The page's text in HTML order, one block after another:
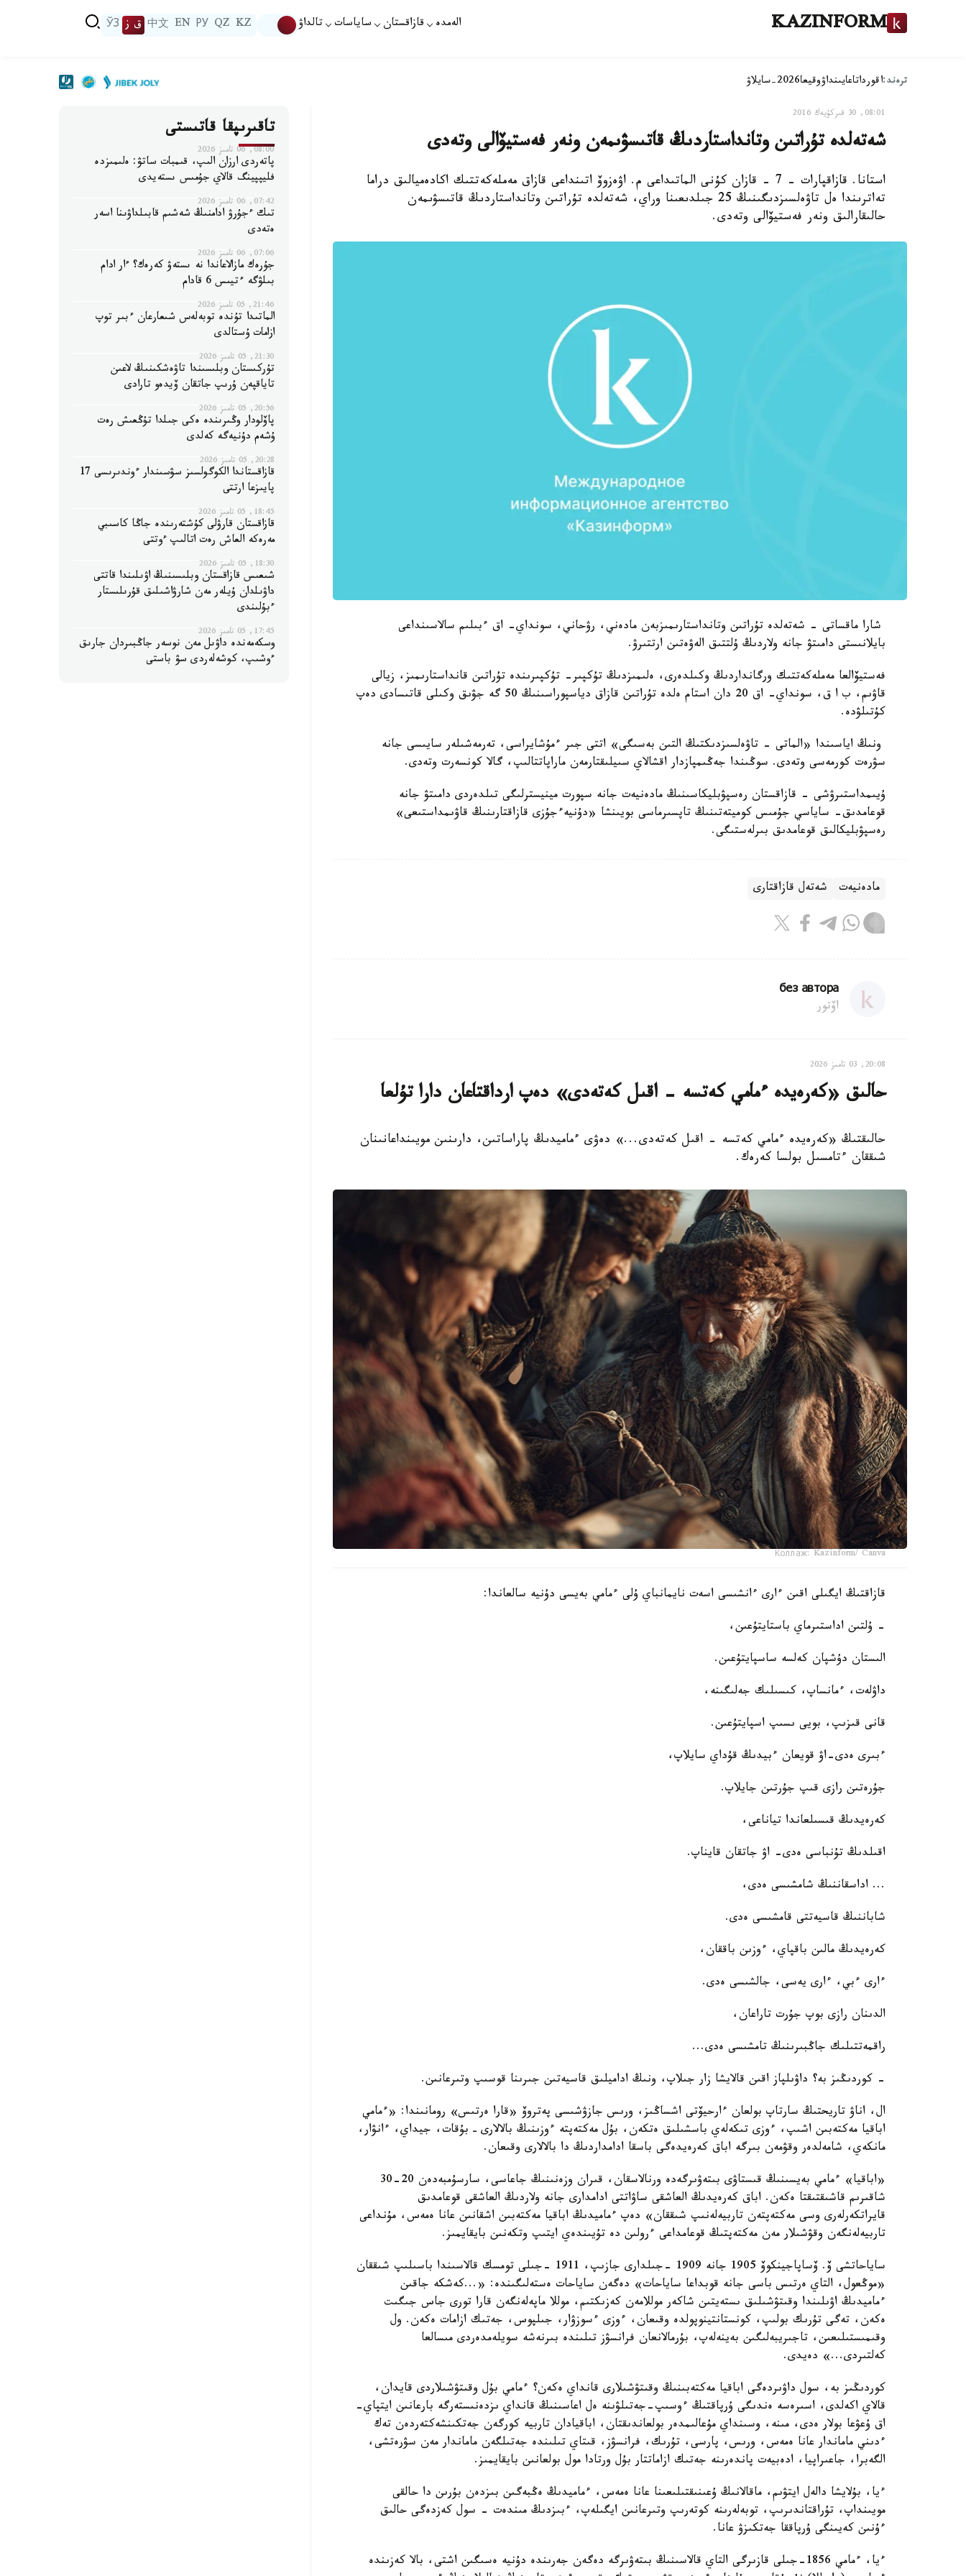
KAZINFORM الەمدە قازاقستان ساياسات تالداۋ KZ
QZ
РУ
EN
中文 ق ز ЎЗ
ترەند:اقورداتاعايىنداۋوقيعا2026-سايلاۋ
08:01, 30 قىركۇيەك 2016
شەتەلدە تۇراتىن وتانداستاردىڭ قاتىسۋىمەن ونەر فەستيۆالى وتەدى
استانا. قازاقپارات - 7 - قازان كۇنى الماتىداعى م. اۋەزوۆ اتىنداعى قازاق مەملەكەتتىك اكادەميالىق دراما
تەاترىندا ەل تاۋەلسىزدىگىنىڭ 25 جىلدىعىنا وراي، شەتەلدە تۇراتىن وتانداستاردىڭ قاتىسۋىمەن
حالىقارالىق ونەر فەستيۆالى وتەدى.
شارا ماقساتى - شەتەلدە تۇراتىن وتانداستارىمىزبەن مادەني، رۋحاني، سونداي- اق ءبىلىم سالاسىنداعى
بايلانىستى دامىتۋ جانە ولاردىڭ ۇلتتىق الەۋەتىن ارتتىرۋ.
فەستيۆالعا مەملەكەتتىك ورگانداردىڭ وكىلدەرى، ەلىمىزدىڭ تۇكپىر- تۇكپىرىندە تۇراتىن قانداستارىمىز، زيالى
قاۋىم، ب ا ق، سونداي- اق 20 دان استام ەلدە تۇراتىن قازاق دياسپوراسىنىڭ 50 گە جۋىق وكىلى قاتىسادى دەپ
كۇتىلۋدە.
ونىڭ اياسىندا «الماتى - تاۋەلسىزدىكتىڭ التىن بەسىگى» اتتى جىر ءمۇشايراسى، تەرمەشىلەر سايىسى جانە
سۋرەت كورمەسى وتەدى. سوڭىندا جەڭىمپازدار اقشالاي سىيلىقتارمەن ماراپاتتالىپ، گالا كونسەرت وتەدى.
ۇيىمداستىرۋشى - قازاقستان رەسپۋبليكاسىنىڭ مادەنيەت جانە سپورت مينيسترلىگى تىلدەردى دامىتۋ جانە
قوعامدىق- ساياسي جۇمىس كوميتەتىنىڭ تاپسىرماسى بويىنشا «دۇنيەءجۇزى قازاقتارىنىڭ قاۋىمداستىعى»
رەسپۋبليكالىق قوعامدىق بىرلەستىگى.
مادەنيەت شەتەل قازاقتارى
без автора
اۆتور
20:08, 03 تامىز 2026
حالىق «كەرەيدە ءمامي كەتسە - اقىل كەتەدى» دەپ ارداقتاعان دارا تۇلعا
حالىقتىڭ «كەرەيدە ءمامي كەتسە - اقىل كەتەدى...» دەۋى ءماميدىڭ پاراساتىن، دارىنىن مويىنداعانىنان
شىققان ءتامسىل بولسا كەرەك.
Коллаж: Kazinform/ Canva
قازاقتىڭ ايگىلى اقىن ءارى ءانشىسى اسەت نايمانباي ۇلى ءمامي بەيسى دۇنيە سالعاندا:
- ۇلتىن اداستىرماي باستايتۇعىن،
الىستان دۇشپان كەلسە ساسپايتۇعىن.
داۋلەت، ءمانساپ، كىسىلىك جەلىگىنە،
قانى قىزىپ، بويى ىسىپ اسپايتۇعىن.
ءبىرى ەدى-اۋ قويعان ءبيدىڭ قۇداي سايلاپ،
جۇرەتىن رازى قىپ جۇرتىن جايلاپ.
كەرەيدىڭ قىسىلعاندا تياناعى،
اقىلدىڭ تۇنباسى ەدى- اۋ جاتقان قايناپ.
... اداسقاننىڭ شامشىسى ەدى،
شاباننىڭ قاسيەتتى قامشىسى ەدى.
كەرەيدىڭ مالىن باقپاي، ءوزىن باققان،
ءارى ءبي، ءارى يەسى، جالشىسى ەدى.
الدىنان رازى بوپ جۇرت تاراعان،
راقمەتتىلىك جاڭبىرىنىڭ تامشىسى ەدى...
- كوردىڭىز بە؟ داۋىلپاز اقىن قالايشا زار جىلاپ، ونىڭ اداميلىق قاسيەتىن جىرىنا قوسىپ وتىرعانىن.
ال، اناۋ تاريحتىڭ سارتاپ بولعان ءارحيۆتى اشساڭىز، ورىس جازۋشىسى پەتروۆ «قارا ەرتىس» رومانىندا: «ءمامي
اباقيا مەكتەبىن اشىپ، ءوزى تىكەلەي باسشىلىق ەتكەن، بۇل مەكتەپتە ءوزىنىڭ بالالارى ـ بۇقات، جيداي، ءانۋار،
مانكەي، شامەلدەر وقۋمەن بىرگە اباق كەرەيدەگى باسقا ادامداردىڭ دا بالالارى وقىعان.
«اباقيا» ءمامي بەيسىنىڭ قىستاۋى بىتەۋىرگەدە ورنالاسقان، قىران وزەنىنىڭ جاعاسى، سارسۇمبەدەن 20-30
شاقىرىم قاشىقتىقتا ەكەن. اباق كەرەيدىڭ العاشقى ساۋاتتى ادامدارى جانە ولاردىڭ العاشقى قوعامدىق
قايراتكەرلەرى وسى مەكتەپتەن تاربيەلەنىپ شىققان» دەپ ءماميدىڭ اباقيا مەكتەبىن اشقانىن عانا ەمەس، مۇنداعى
تاربيەلەنگەن وقۋشىلار مەن مەكتەپتىڭ قوعامداعى ءرولىن دە تۇيىندەي ايتىپ وتكەنىن بايقايمىز.
ساياحاتشى ۆ. ۆساپاجينكوۆ 1905 جانە 1909 -جىلدارى جازىپ، 1911 -جىلى تومسك قالاسىندا باسىلىپ شىققان
«موڭعول، التاي ەرتىس باسى جانە قوبداعا ساياحات» دەگەن ساياحات ەستەلىگىندە: «...كەشكە جاقىن
ءماميدىڭ اۋىلىندا وقىتۋشىلىق ىستەيتىن شاكەر موللامەن كەزىكتىم، موللا ماپەلەنگەن قارا تورى جاس جىگىت
ەكەن، تەگى تۇرىك بولىپ، كونستانتينوپولدە وقىعان، ءوزى ءسوزۋار، جىلپوس، جەتىك ازامات ەكەن. ول
وقىمىستىلىعىن، تاجىريبەلىگىن بەينەلەپ، بۇرمالانعان فرانسۋز تىلىندە بىرنەشە سويلەمدەردى مىسالعا
كەلتىردى...» دەيدى.
كوردىڭىز بە، سول داۋىردەگى اباقيا مەكتەبىنىڭ وقىتۋشىلارى قانداي ەكەن؟ ءمامي بۇل وقىتۋشىلاردى قايدان،
قالاي اكەلدى، اسىرەسە ەندىگى ۇرپاقتىڭ ءوسىپ-جەتىلۋىنە ەل اعاسىنىڭ قانداي ىزدەنىستەرگە بارعانىن ايتپاي-
اق ۇعۋعا بولار ەدى، مىنە، وسىنداي مۇعالىمدەر بولعاندىقتان، اباقيادان تاربيە كورگەن جەتكىنشەكتەردەن تەك
ءدىني ماماندار عانا ەمەس، ورىس، پارسى، تۇرىك، فرانسۋز، قىتاي تىلىندە جەتىلگەن ماماندار مەن سۋرەتشى،
الگەبرا، جاعىراپيا، ادەبيەت پاندەرىنە جەتىك ازاماتتار بۇل ورتادا مول بولعانىن بايقايمىز.
ءيا، بۇلايشا دالەل ايتۋىم، ماقالانىڭ ۇعىنىقتىلىعىنا عانا ەمەس، ءماميدىڭ ەڭبەگىن بىزدەن بۇرىن دا حالقى
مويىنداپ، تۇراقتاندىرىپ، توبەلەرىنە كوتەرىپ وتىرعانىن ايگىلەپ، ءبىزدىڭ مىندەت - سول كەزدەگى حالىق
ءۇنىن كەيىنگى ۇرپاققا جەتكىزۋ عانا.
ءيا، ءمامي 1856-جىلى قازىرگى التاي قالاسىنىڭ بىتەۋىرگە دەگەن جەرىندە دۇنيە ەسىگىن اشتى، بالا كەزىندە
تاقىرىپقا قاتىستى
08:00, 06 تامىز 2026
پاتەردى ارزان الىپ، قىمبات ساتۋ: ەلىمىزدە
فليپپينگ قالاي جۇمىس ىستەيدى
07:42, 06 تامىز 2026
تىك ءجۇرۋ ادامنىڭ شەشىم قابىلداۋىنا اسەر
ەتەدى
07:06, 06 تامىز 2026
جۇرەك مازالاعاندا نە ىستەۋ كەرەك؟ ءار ادام
بىلۋگە ءتيىس 6 قادام
21:46, 05 تامىز 2026
الماتىدا تۇندە توبەلەس شىعارعان ءبىر توپ
ازامات ۇستالدى
21:30, 05 تامىز 2026
تۇركىستان وبلىسىندا تاۋەشكىنىڭ لاعىن
تاياقپەن ۇرىپ جاتقان ۆيدەو تارادى
20:56, 05 تامىز 2026
پاۆلودار وڭىرىندە ەكى جىلدا تۇڭعىش رەت
ۇشەم دۇنيەگە كەلدى
20:28, 05 تامىز 2026
قازاقستاندا الكوگولسىز سۋسىندار ءوندىرىسى 17
پايىزعا ارتتى
18:45, 05 تامىز 2026
قازاقستان قارۋلى كۇشتەرىندە جاڭا كاسىبي
مەرەكە العاش رەت اتالىپ ءوتتى
18:30, 05 تامىز 2026
شىعىس قازاقستان وبلىسىنىڭ اۋىلىندا قاتتى
داۋىلدان ۇيلەر مەن شارۋاشىلىق قۇرىلىستار
ءبۇلىندى
17:45, 05 تامىز 2026
وسكەمەندە داۋىل مەن نوسەر جاڭبىردان جارىق
ءوشىپ، كوشەلەردى سۋ باستى